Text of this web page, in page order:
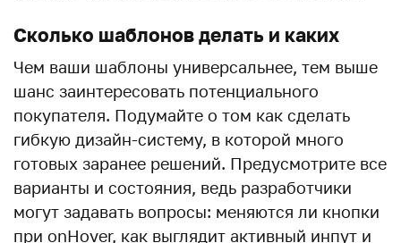
Сколько шаблонов делать и каких
Чем ваши шаблоны универсальнее, тем выше
шанс заинтересовать потенциального
покупателя. Подумайте о том как сделать
гибкую дизайн-систему, в которой много
готовых заранее решений. Предусмотрите все
варианты и состояния, ведь разработчики
могут задавать вопросы: меняются ли кнопки
при onHover, как выглядит активный инпут и